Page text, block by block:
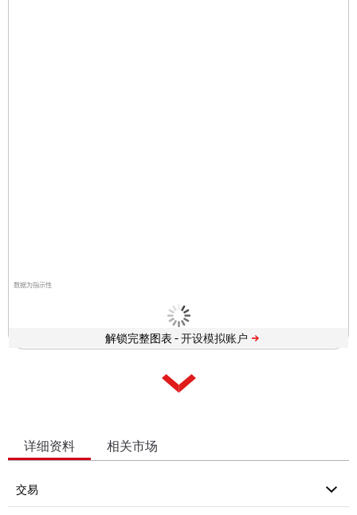
数据为指示性
解锁完整图表 -
详细资料 相关市场